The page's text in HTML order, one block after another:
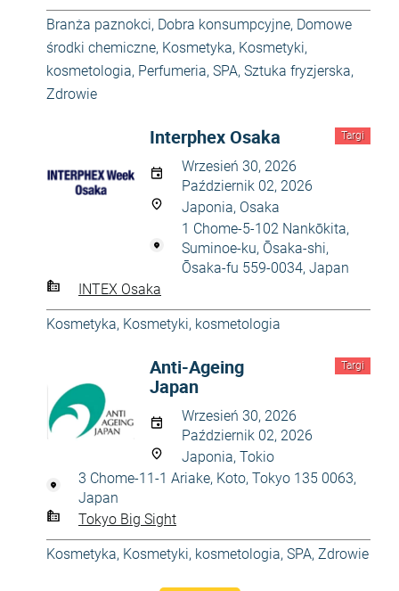
Branża paznokci, Dobra konsumpcyjne, Domowe
środki chemiczne, Kosmetyka, Kosmetyki,
kosmetologia, Perfumeria, SPA, Sztuka fryzjerska,
Zdrowie
Targi
Interphex Osaka
Wrzesień 30, 2026
Październik 02, 2026
Japonia, Osaka
1 Chome-5-102 Nankōkita,
Suminoe-ku, Ōsaka-shi,
Ōsaka-fu 559-0034, Japan
INTEX Osaka
Kosmetyka, Kosmetyki, kosmetologia
Targi
Anti-Ageing
Japan
Wrzesień 30, 2026
Październik 02, 2026
Japonia, Tokio
3 Chome-11-1 Ariake, Koto, Tokyo 135 0063,
Japan
Tokyo Big Sight
Kosmetyka, Kosmetyki, kosmetologia, SPA, Zdrowie